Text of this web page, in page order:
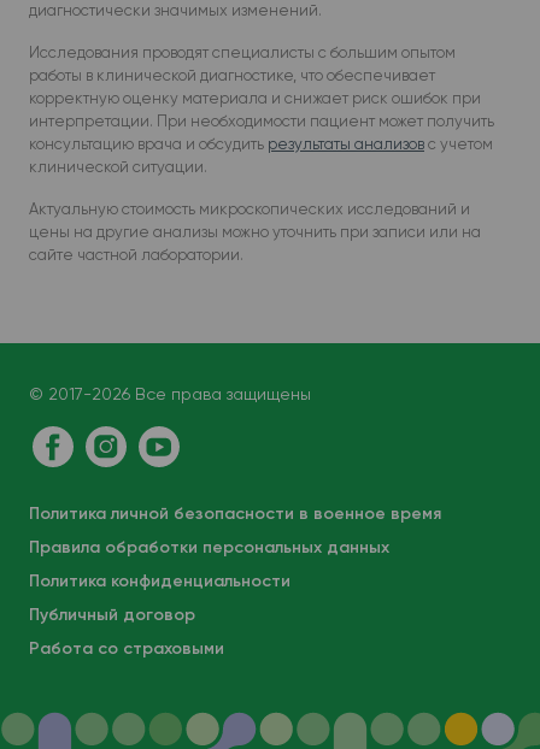
диагностически значимых изменений.
Исследования проводят специалисты с большим опытом
работы в клинической диагностике, что обеспечивает
корректную оценку материала и снижает риск ошибок при
интерпретации. При необходимости пациент может получить
консультацию врача и обсудить результаты анализов с учетом
клинической ситуации.
Актуальную стоимость микроскопических исследований и
цены на другие анализы можно уточнить при записи или на
сайте частной лаборатории.
© 2017-2026 Все права защищены
Политика личной безопасности в военное время
Правила обработки персональных данных
Политика конфиденциальности
Публичный договор
Работа со страховыми